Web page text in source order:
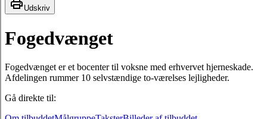
Udskriv
Fogedvænget
Fogedvænget er et bocenter til voksne med erhvervet hjerneskade.
Afdelingen rummer 10 selvstændige to-værelses lejligheder.
Gå direkte til: